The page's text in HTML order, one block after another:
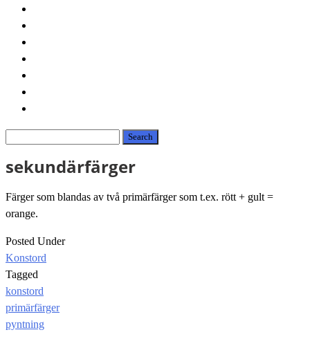
sekundärfärger
Färger som blandas av två primärfärger som t.ex. rött + gult =
orange.
Posted Under
Konstord
Tagged
konstord
Post
navigation
primärfärger
pyntning